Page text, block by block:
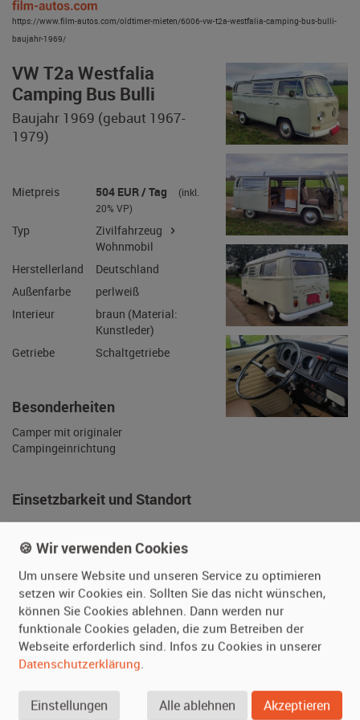
https://www.film-autos.com/oldtimer-mieten/6006-vw-t2a-westfalia-camping-bus-bulli-
baujahr-1969/
VW T2a Westfalia
Camping Bus Bulli
Baujahr 1969 (gebaut 1967-
1979)
504 EUR / Tag
20% VP)
Zivilfahrzeug
Wohnmobil
Herstellerland
Deutschland
Außenfarbe
perlweiß
Interieur
braun (Material:
Besonderheiten
Campingeinrichtung
Einsetzbarkeit und Standort
Zustand
keine sichtbaren
Gebrauchsspuren
Fahrbereit
ja
Daueranmeldung
ja
(Deutschland)
🍪 Wir verwenden Cookies
Um unsere Website und unseren Service zu optimieren
setzen wir Cookies ein. Sollten Sie das nicht wünschen,
können Sie Cookies ablehnen. Dann werden nur
funktionale Cookies geladen, die zum Betreiben der
Webseite erforderlich sind. Infos zu Cookies in unserer
Datenschutzerklärung.
Einstellungen Alle ablehnen Akzeptieren